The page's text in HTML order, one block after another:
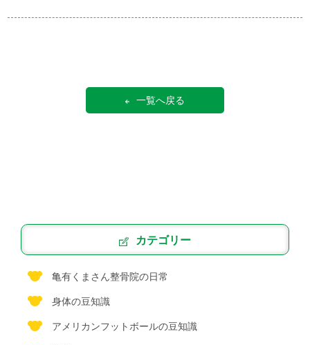
一覧へ戻る
カテゴリー
亀有くまさん整骨院の日常
身体の豆知識
アメリカンフットボールの豆知識